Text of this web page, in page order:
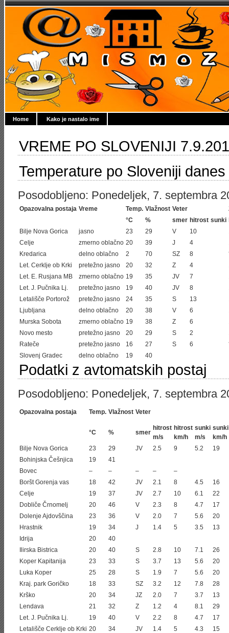
Home Kako je nastalo ime
VREME PO SLOVENIJI
Temperature po Sloveniji danes
Posodobljeno: Ponedeljek, 7. septembra
Opazovalna postaja Vreme Temp. Vlažnost Veter
°C
% smer hitrost sunki
Bilje Nova Gorica
jasno 23 29 V 10
Celje
zmerno oblačno 20 39 J 4
Kredarica
delno oblačno 2 70 SZ 8
Let. Cerklje ob Krki
pretežno jasno 20 32 Z 4
Let. E. Rusjana MB
zmerno oblačno 19 35 JV 7
Let. J. Pučnika Lj.
pretežno jasno 19 40 JV 8
Letališče Portorož
pretežno jasno 24 35 S 13
Ljubljana
delno oblačno 20 38 V 6
Murska Sobota
zmerno oblačno 19 38 Z 6
Novo mesto
pretežno jasno 20 29 S 2
Rateče
pretežno jasno 16 27 S 6
Slovenj Gradec
delno oblačno 19 40
Podatki z avtomatskih postaj
Posodobljeno: Ponedeljek, 7. septembra
Opazovalna postaja Temp. Vlažnost Veter
°C % smer
hitrost
m/s
hitrost
km/h
sunki
m/s
sunki
km/h
Bilje Nova Gorica
23 29 JV 2.5 9 5.2
19
Bohinjska Češnjica
19
41
Bovec
– – – –
–
Boršt Gorenja vas
18 42 JV 2.1 8 4.5
16
Celje
19 37 JV 2.7 10 6.1
22
Dobliče Črnomelj
20 46 V 2.3 8 4.7
17
Dolenje Ajdovščina
23 36 V 2.0 7 5.6
20
Hrastnik
19 34 J 1.4 5 3.5
13
Idrija
20
40
Ilirska Bistrica
20 40 S 2.8 10 7.1
26
Koper Kapitanija
23 33 S 3.7 13 5.6
20
Luka Koper
25 28 S 1.9 7 5.6
20
Kraj. park Goričko
18 33 SZ 3.2 12 7.8
28
Krško
20 34 JZ 2.0 7 3.7
13
Lendava
21 32 Z 1.2 4 8.1
29
Let. J. Pučnika Lj.
19 40 V 2.2 8 4.7
17
Letališče Cerklje ob Krki 20 34 JV 1.4 5 4.3
15